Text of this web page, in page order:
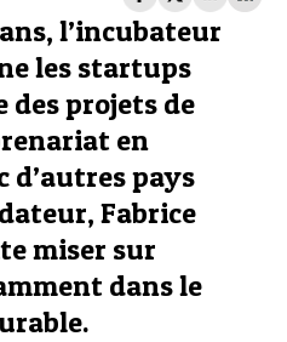
l’incubateur
les startups
des projets de
en
d’autres pays
Fabrice
miser sur
dans le